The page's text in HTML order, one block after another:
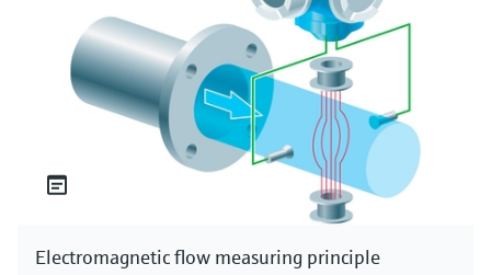
Electromagnetic flow measuring principle